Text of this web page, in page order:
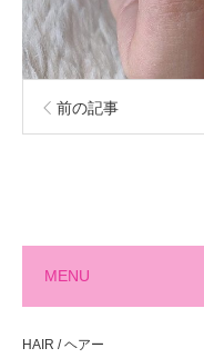
前の記事
MENU
HAIR / ヘアー